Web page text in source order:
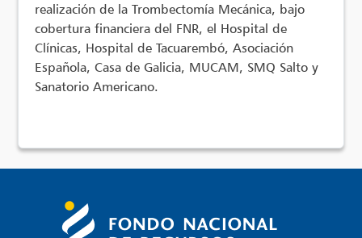
realización de la Trombectomía Mecánica, bajo
cobertura financiera del FNR, el Hospital de
Clínicas, Hospital de Tacuarembó, Asociación
Española, Casa de Galicia, MUCAM, SMQ Salto y
Sanatorio Americano.